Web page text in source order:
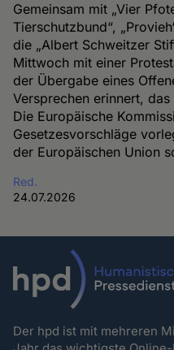
Gemeinsam mit „Vier
Tierschutzbund“,
die „Albert Schweitzer
Mittwoch mit einer
der Übergabe eines
Versprechen erinnert,
Die Europäische
Gesetzesvorschläge
der Europäischen Union
Red.
24.07.2026
Der hpd ist mit mehreren